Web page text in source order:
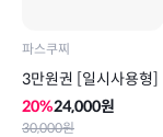
파스쿠찌
3만원권 [일시사용형]
20%24,000원
30,000원